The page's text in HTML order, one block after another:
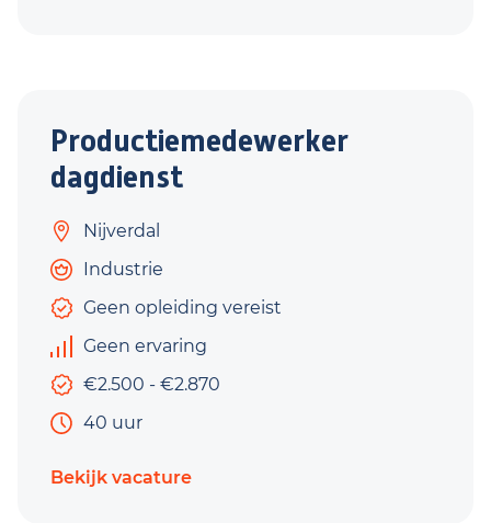
Productiemedewerker
dagdienst
Nijverdal
Industrie
Geen opleiding vereist
Geen ervaring
€2.500 - €2.870
40 uur
Bekijk vacature